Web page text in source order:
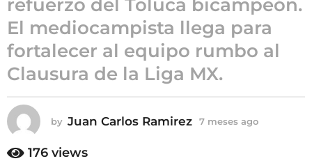
7
m
e
s
e
a
g
o
refuerzo del Toluca bicampeón.
El mediocampista llega para
fortalecer al equipo rumbo al
Clausura de la Liga MX.
by Juan Carlos Ramirez 7 meses ago
176 views